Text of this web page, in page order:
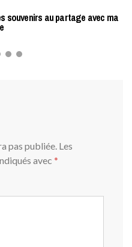
souvenirs au partage avec ma
pas publiée. Les
avec *